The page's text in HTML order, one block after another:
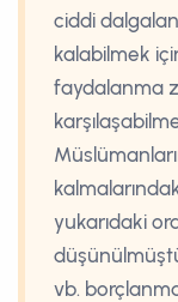
ciddi
kalabilmek
faydalanma
yukarıdaki
vb.